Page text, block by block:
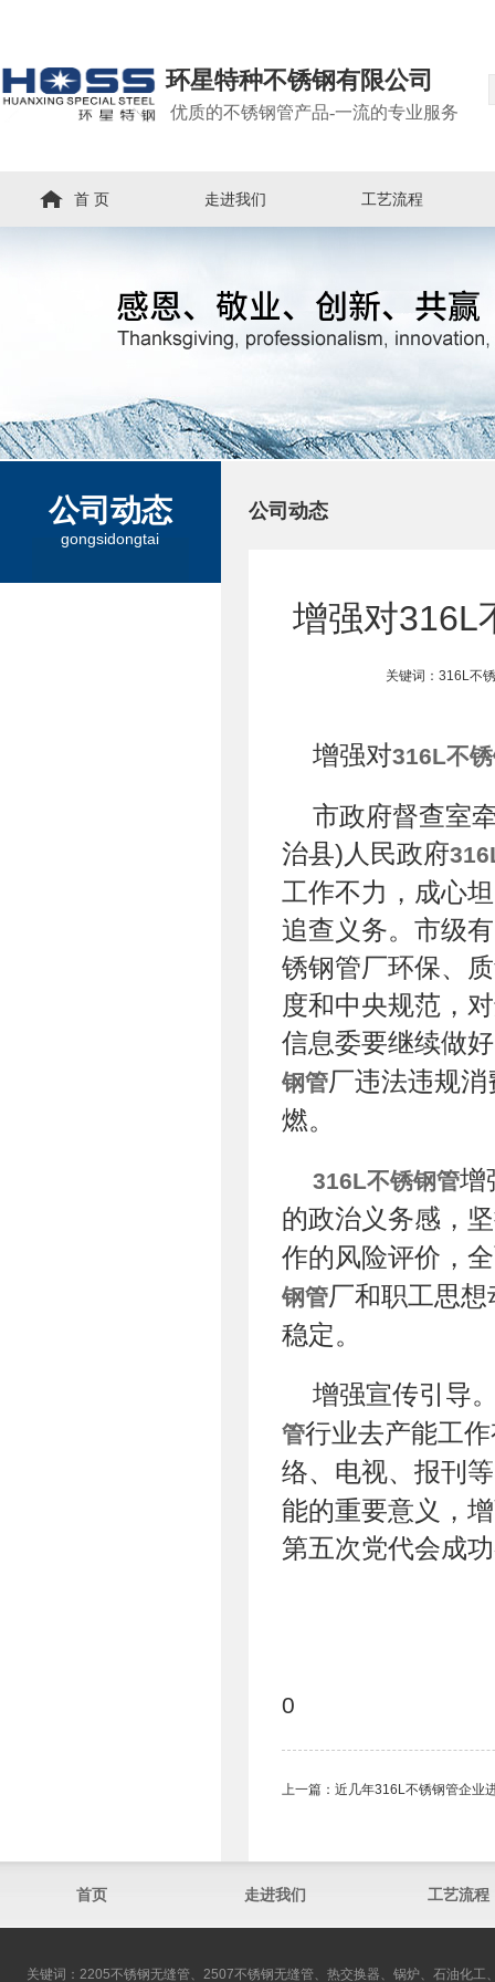
环星特种不锈钢有限公司
优质的不锈钢管产品-一流的专业服务
首 页 走进我们 工艺流程
公司动态
gongsidongtai
公司动态
增强对316L
关键词：316L不
增强对316L不
市政府督查室
治县)人民政府
工作不力，成心
追查义务。市级
锈钢管厂环保、
度和中央规范，
信息委要继续做
钢管厂违法违规
燃。
316L不锈钢管增
的政治义务感，
作的风险评价，
钢管厂和职工思
稳定。
增强宣传引导
管行业去产能工
络、电视、报刊
能的重要意义，
第五次党代会成
0
上一篇： 近几年316L不锈钢管​企业
首页 走进我们 工艺流程
关键词：2205不锈钢无缝管、2507不锈钢无缝管、热交换器、锅炉、石油化